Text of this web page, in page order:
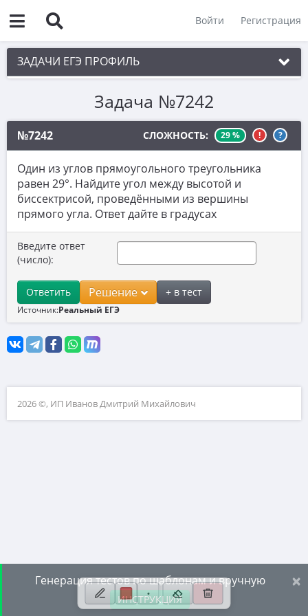
Войти Регистрация
ЗАДАЧИ ЕГЭ ПРОФИЛЬ
1. Планиметрия
2. Векторы
3. Стереометрия
4. Классическое определение вероятности
5. Теория вероятностей
6. Уравнения
7. Нахождение значений выражений
9. Задачи прикладного содержания
11. Графики функций
13. Сложные уравнения
14. Стереометрия
Задача №7242
№7242 СЛОЖНОСТЬ: 29 % ! ?
Один из углов прямоугольного треугольника
равен 29°. Найдите угол между высотой и
биссектрисой, проведёнными из вершины
прямого угла. Ответ дайте в градусах
Введите ответ
(число):
Ответить Решение + в тест
Источник:Реальный ЕГЭ
2026 ©, ИП Иванов Дмитрий Михайлович
×
Генерация тестов по шаблонам и вручную
ИНСТРУКЦИЯ